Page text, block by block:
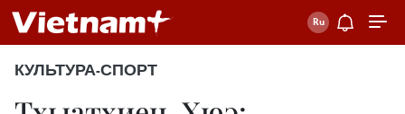
КУЛЬТУРА-СПОРТ